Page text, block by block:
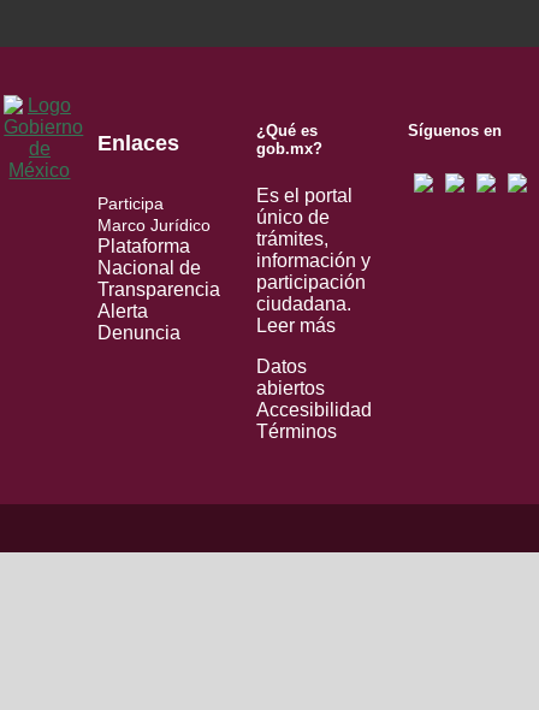
Enlaces
Participa
Marco Jurídico
Plataforma
Nacional de
Transparencia
Alerta
Denuncia
¿Qué es
gob.mx?
Es el portal
único de
trámites,
información y
participación
ciudadana.
Leer más
Datos
abiertos
Accesibilidad
Términos
Síguenos en